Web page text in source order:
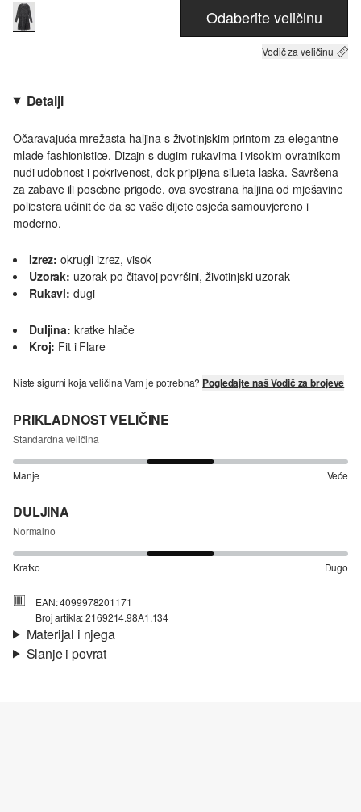
Odaberite veličinu
Vodič za veličinu
Detalji
Očaravajuća mrežasta haljina s životinjskim printom za elegantne
mlade fashionistice. Dizajn s dugim rukavima i visokim ovratnikom
nudi udobnost i pokrivenost, dok pripijena silueta laska. Savršena
za zabave ili posebne prigode, ova svestrana haljina od mješavine
poliestera učinit će da se vaše dijete osjeća samouvjereno i
moderno.
Izrez: okrugli izrez, visok
Uzorak: uzorak po čitavoj površini, životinjski uzorak
Rukavi: dugi
Duljina: kratke hlače
Kroj: Fit i Flare
Niste sigurni koja veličina Vam je potrebna? Pogledajte naš Vodič za brojeve
PRIKLADNOST VELIČINE
Standardna veličina
Manje Veće
DULJINA
Normalno
Kratko Dugo
EAN: 4099978201171
Broj artikla: 2169214.98A1.134
Materijal i njega
Slanje i povrat